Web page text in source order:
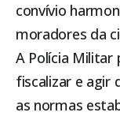
convívio
moradores da
A Polícia Militar
fiscalizar e agir
as normas